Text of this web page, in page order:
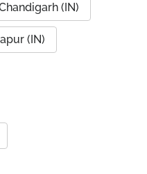
(IN)
(IN)